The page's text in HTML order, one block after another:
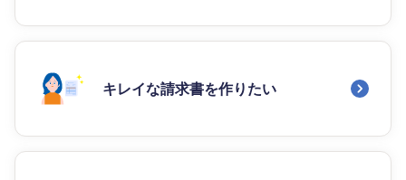
キレイな請求書を作りたい